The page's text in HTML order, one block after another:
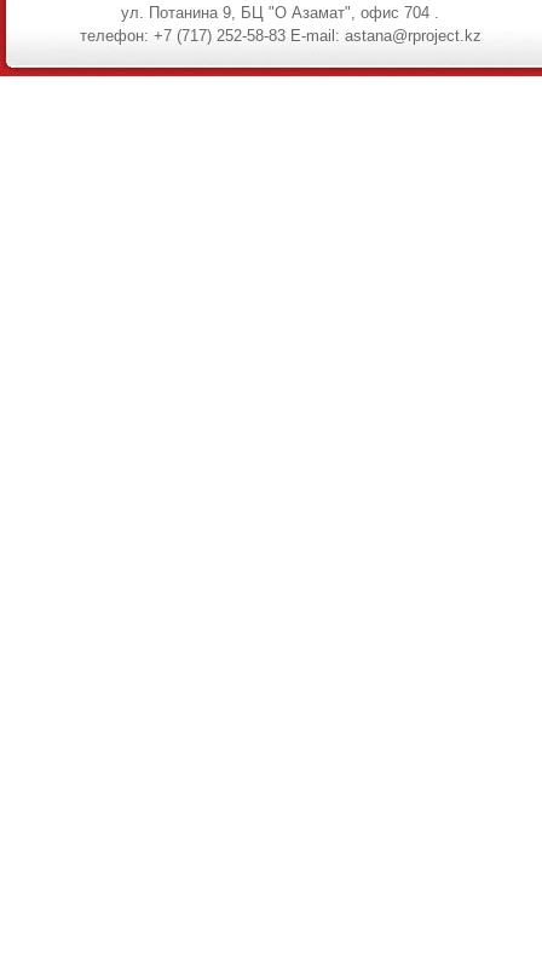
ул. Потанина 9, БЦ "О Азамат", офис 704 .
телефон: +7 (717) 252-58-83 E-mail: astana@rproject.kz